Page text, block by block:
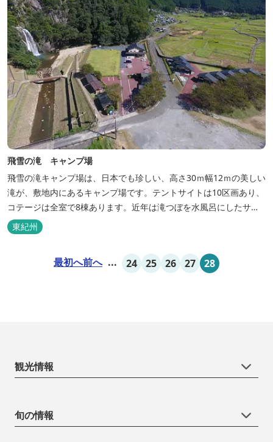
飛雪の滝 キャンプ場
飛雪の滝キャンプ場は、日本でも珍しい、高さ30ｍ幅12ｍの美しい
滝が、敷地内にあるキャンプ場です。テントサイトは10区画あり、
コテージは全室で8棟あります。近年は滝つぼを水風呂にしたサウ
ナが人気です。
東紀州
最初へ前へ ... 24 25 26 27 28
観光情報
旬の情報